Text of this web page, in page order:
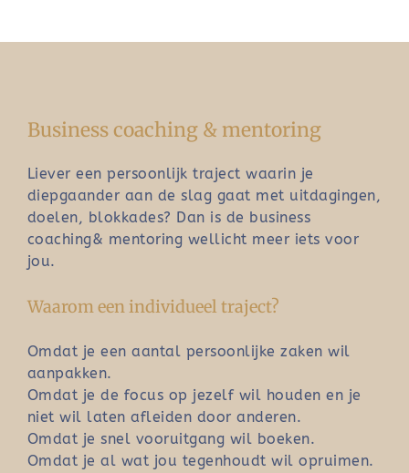
Business coaching & mentoring
Liever een persoonlijk traject waarin je
diepgaander aan de slag gaat met uitdagingen,
doelen, blokkades? Dan is de business
coaching& mentoring wellicht meer iets voor
jou.
Waarom een individueel traject?
Omdat je een aantal persoonlijke zaken wil
aanpakken.
Omdat je de focus op jezelf wil houden en je
niet wil laten afleiden door anderen.
Omdat je snel vooruitgang wil boeken.
Omdat je al wat jou tegenhoudt wil opruimen.